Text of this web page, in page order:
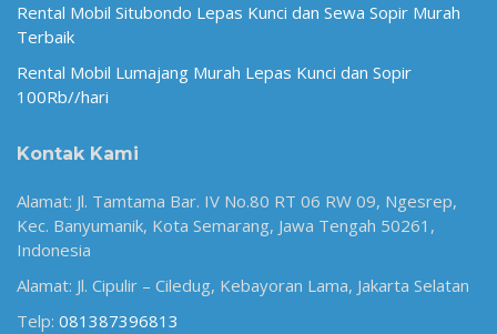
Rental Mobil Situbondo Lepas Kunci dan Sewa Sopir Murah
Terbaik
Rental Mobil Lumajang Murah Lepas Kunci dan Sopir
100Rb//hari
Kontak Kami
Alamat: Jl. Tamtama Bar. IV No.80 RT 06 RW 09, Ngesrep,
Kec. Banyumanik, Kota Semarang, Jawa Tengah 50261,
Indonesia
Alamat: Jl. Cipulir – Ciledug, Kebayoran Lama, Jakarta Selatan
Telp: 081387396813